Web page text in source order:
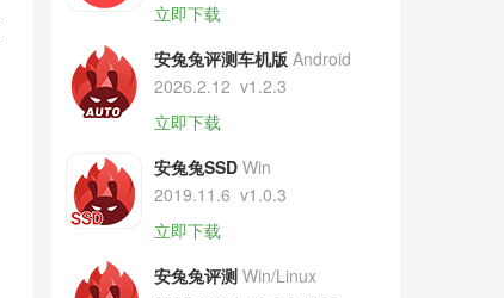
立即下载
安兔兔评测车机版 Android
2026.2.12 v1.2.3
立即下载
安兔兔SSD Win
2019.11.6 v1.0.3
立即下载
安兔兔评测 Win/Linux